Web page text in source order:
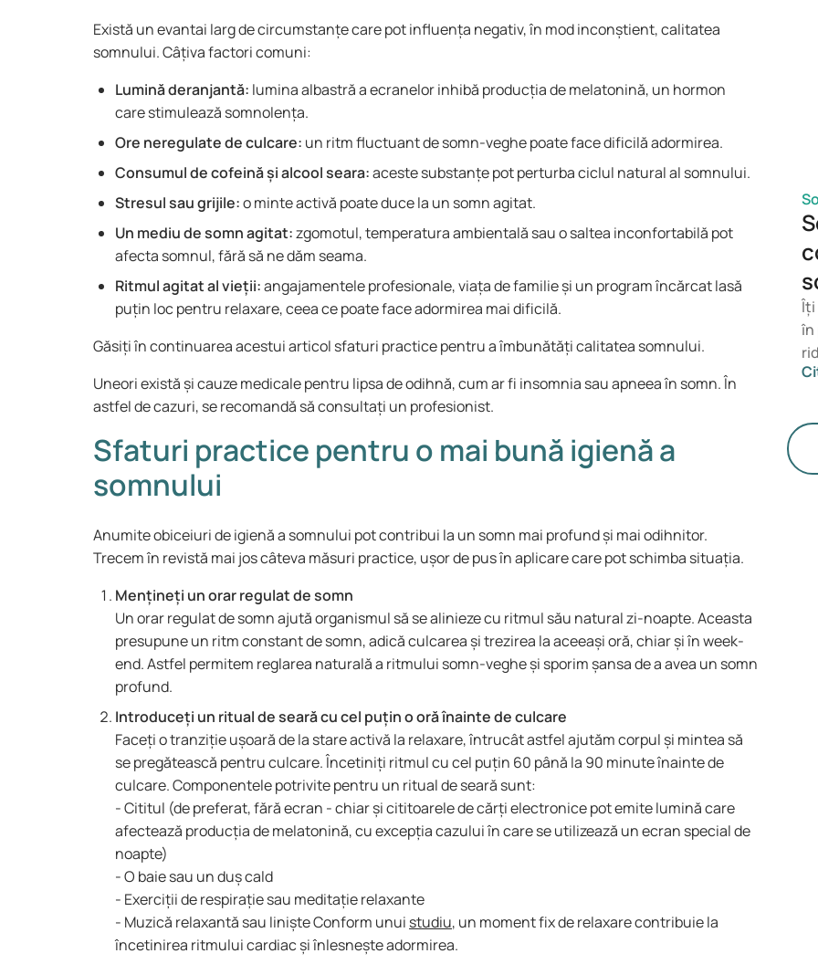
Există un evantai larg de circumstanțe care pot influența negativ, în mod inconștient, calitatea
somnului. Câțiva factori comuni:
Lumină deranjantă: lumina albastră a ecranelor inhibă producția de melatonină, un hormon
care stimulează somnolența.
Ore neregulate de culcare: un ritm fluctuant de somn-veghe poate face dificilă adormirea.
Consumul de cofeină și alcool seara:aceste substanțe pot perturba ciclul natural al somnului.
Stresul sau grijile:o minte activă poate duce la un somn agitat.
Un mediu de somn agitat:zgomotul, temperatura ambientală sau o saltea inconfortabilă pot
afecta somnul, fără să ne dăm seama.
Ritmul agitat al vieții:angajamentele profesionale, viața de familie și un program încărcat lasă
puțin loc pentru relaxare, ceea ce poate face adormirea mai dificilă.
Găsiți în continuarea acestui articol sfaturi practice pentru a îmbunătăți calitatea somnului.
Uneori există și cauze medicale pentru lipsa de odihnă, cum ar fi insomnia sau apneea în somn. În
astfel de cazuri, se recomandă să consultați un profesionist.
Sfaturi practice pentru o mai bună igienă a
somnului
Anumite obiceiuri de igienă a somnului pot contribui la un somn mai profund și mai odihnitor.
Trecem în revistă mai jos câteva măsuri practice, ușor de pus în aplicare care pot schimba situația.
Mențineți un orar regulat de somn
Un orar regulat de somn ajută organismul să se alinieze cu ritmul său natural zi-noapte. Aceasta
presupune un ritm constant de somn, adică culcarea și trezirea la aceeași oră, chiar și în week-
end. Astfel permitem reglarea naturală a ritmului somn-veghe și sporim șansa de a avea un somn
profund.
Introduceți un ritual de seară cu cel puțin o oră înainte de culcare
Faceți o tranziție ușoară de la stare activă la relaxare, întrucât astfel ajutăm corpul și mintea să
se pregătească pentru culcare. Încetiniți ritmul cu cel puțin 60 până la 90 minute înainte de
culcare. Componentele potrivite pentru un ritual de seară sunt:
- Cititul (de preferat, fără ecran - chiar și cititoarele de cărți electronice pot emite lumină care
afectează producția de melatonină, cu excepția cazului în care se utilizează un ecran special de
noapte)
- O baie sau un duș cald
- Exerciții de respirație sau meditație relaxante
- Muzică relaxantă sau liniște Conform unui studiu, un moment fix de relaxare contribuie la
încetinirea ritmului cardiac și înlesnește adormirea.
Îți
în